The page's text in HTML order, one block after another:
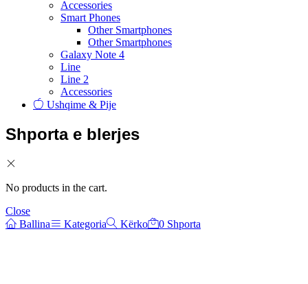
Accessories
Smart Phones
Other Smartphones
Other Smartphones
Galaxy Note 4
Line
Line 2
Accessories
Ushqime & Pije
Shporta e blerjes
No products in the cart.
Close
Ballina
Kategoria Kërko 0 Shporta